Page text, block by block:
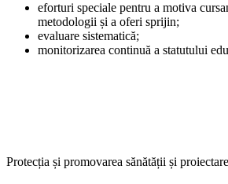
eforturi speciale pentru a motiva
metodologii și a oferi sprijin;
evaluare sistematică;
monitorizarea continuă a statutului
Protecția și promovarea sănătății și